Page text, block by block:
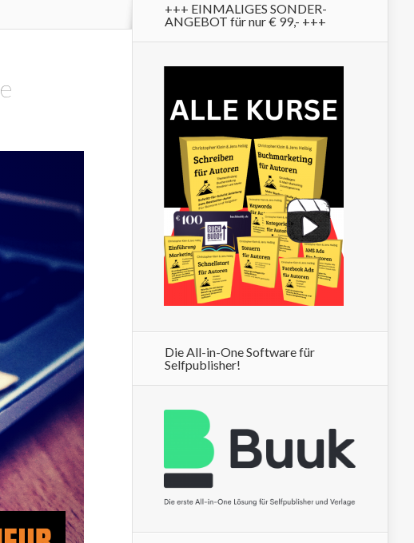
+++ EINMALIGES SONDER-
ANGEBOT für nur € 99,- +++
Die All-in-One Software für
Selfpublisher!